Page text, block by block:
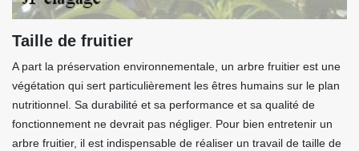
Taille de fruitier
A part la préservation environnementale, un arbre fruitier est une
végétation qui sert particulièrement les êtres humains sur le plan
nutritionnel. Sa durabilité et sa performance et sa qualité de
fonctionnement ne devrait pas négliger. Pour bien entretenir un
arbre fruitier, il est indispensable de réaliser un travail de taille de